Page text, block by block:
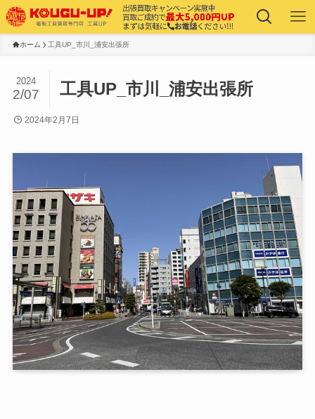
ホーム 工具UP_市川_浦安出張所
工具UP_市川_浦安出張所
2024
2/07
2024年2月7日